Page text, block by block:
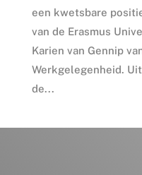
een kwetsbare
van de Erasmus
Karien van Gennip
Werkgelegenheid.
de...